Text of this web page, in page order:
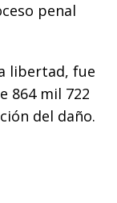
penal
libertad, fue
864 mil 722
del daño.